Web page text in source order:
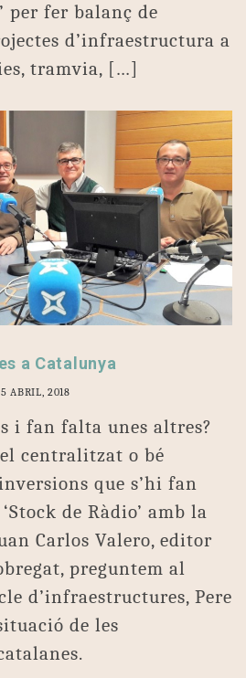
per fer balanç de
d’infraestructura a
tramvia, […]
a Catalunya
5 ABRIL, 2018
i fan falta unes altres?
centralitzat o bé
que s’hi fan
de Ràdio’ amb la
Carlos Valero, editor
preguntem al
d’infraestructures, Pere
de les